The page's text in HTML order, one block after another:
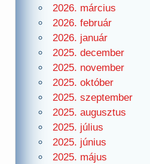
2026. március
2026. február
2026. január
2025. december
2025. november
2025. október
2025. szeptember
2025. augusztus
2025. július
2025. június
2025. május